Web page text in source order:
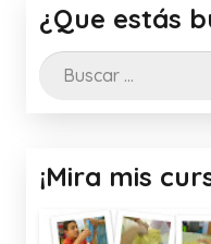
¿Que estás
Buscar:
¡Mira mis